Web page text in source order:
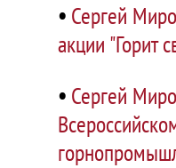
• Сергей
акции "Горит
• Сергей